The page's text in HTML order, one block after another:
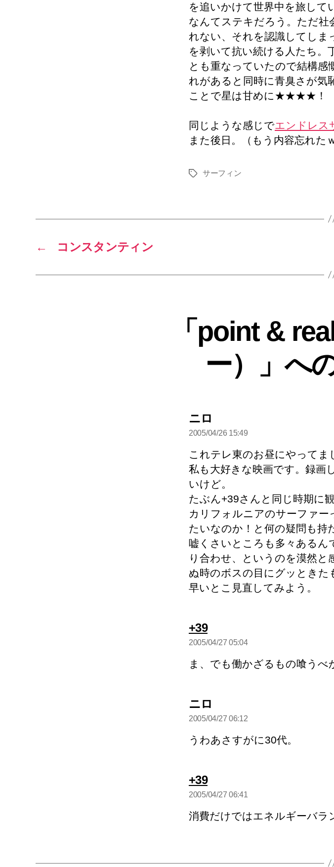
を追いかけて世界中を旅して
なんてステキだろう。ただ社
れない、それを認識してしま
を剥いて抗い続ける人たち。
とも重なっていたので結構感
れがあると同時に青臭さが気
ことで星は甘めに★★★★！
同じような感じでエンドレス
また後日。（もう内容忘れたｗ
タ
サーフィン
← コンスタンティン
「point &
ー）」へ
ニロ
発
2005/04/26 15:49
これテレ東のお昼にやってま
私も大好きな映画です。録画
いけど。
たぶん+39さんと同じ時期に
カリフォルニアのサーファ
たいなのか！と何の疑問も持
嘘くさいところも多々あるん
り合わせ、というのを漠然
ぬ時のボスの目にグッときた
早いとこ見直してみよう。
+39の
発
2005/04/27 05:04
ま、でも働かざるもの喰うべ
ニロ
発
2005/04/27 06:12
うわあさすがに30代。
+39の
発
2005/04/27 06:41
消費だけではエネルギーバラ